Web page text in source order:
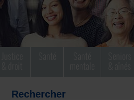
Rechercher